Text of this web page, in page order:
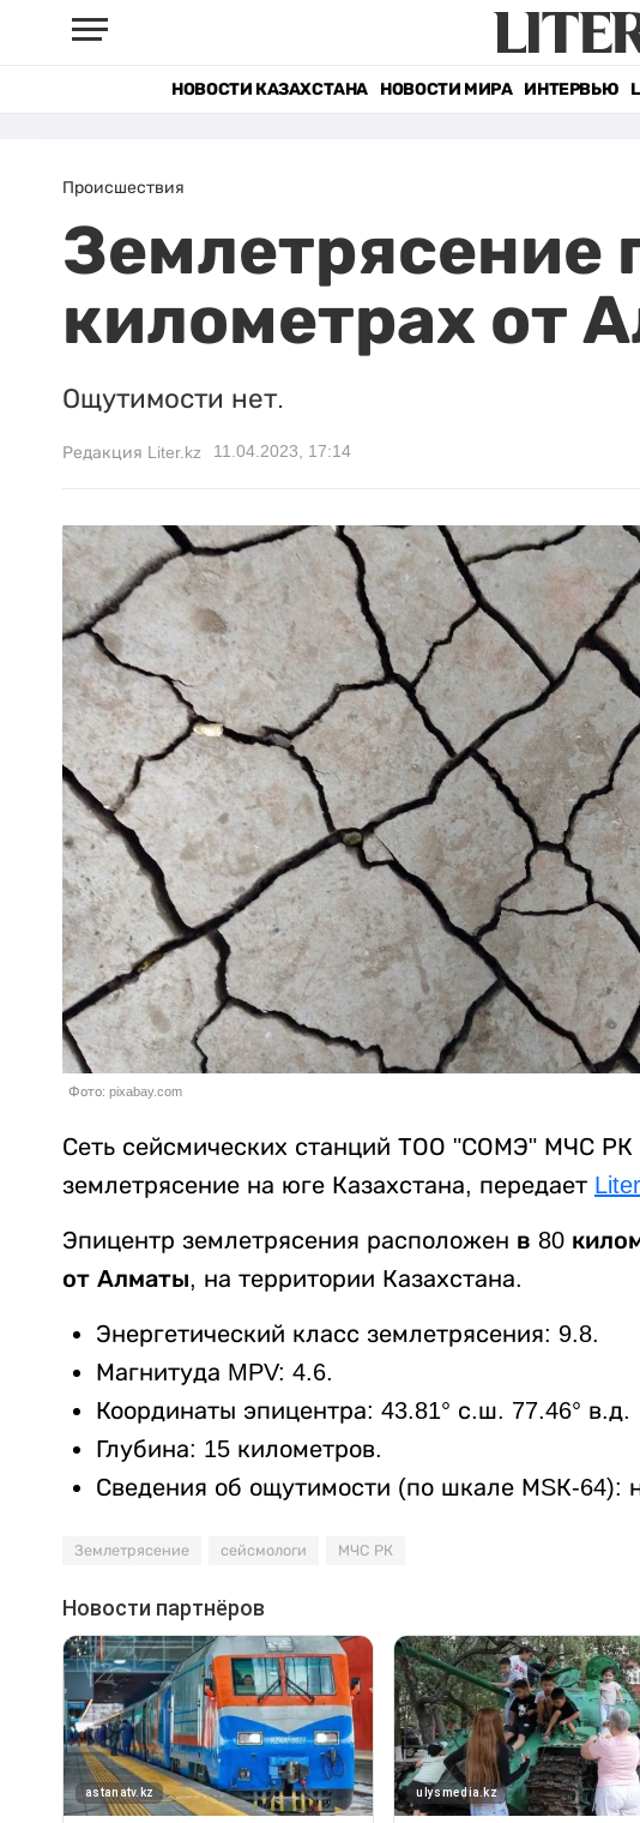
НОВОСТИ КАЗАХСТАНА НОВОСТИ МИРА ИНТЕРВЬЮ
Происшествия
Землетрясение
километрах от
Ощутимости нет.
Редакция Liter.kz 11.04.2023, 17:14
Фото: pixabay.com
Сеть сейсмических станций ТОО "СОМЭ" МЧС РК
землетрясение на юге Казахстана, передает
Эпицентр землетрясения расположен в 80
от Алматы, на территории Казахстана.
Энергетический класс землетрясения: 9.8.
Магнитуда MPV: 4.6.
Координаты эпицентра: 43.81° с.ш. 77.46° в.д.
Глубина: 15 километров.
Сведения об ощутимости (по шкале МSК-64):
Землетрясение сейсмологи МЧС РК